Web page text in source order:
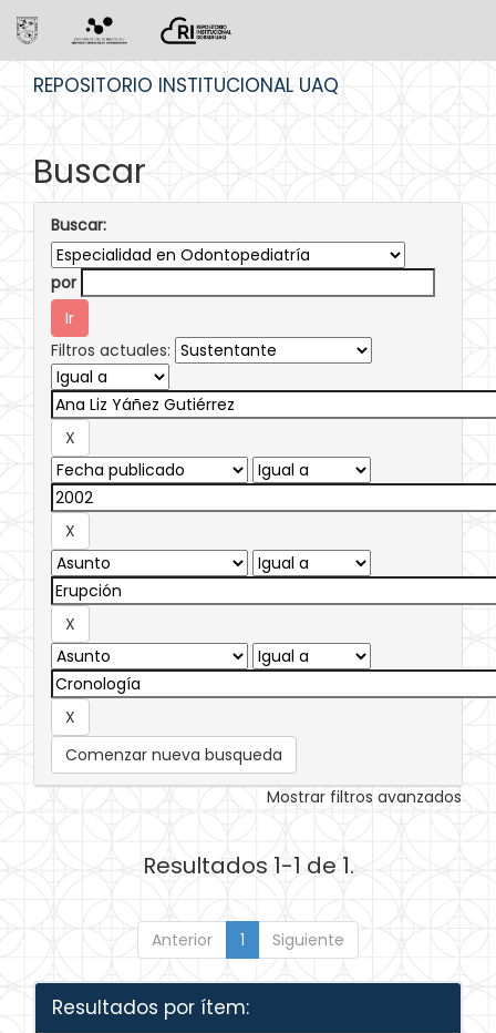
REPOSITORIO INSTITUCIONAL UAQ
Buscar
Buscar:
por
Filtros actuales:
Comenzar nueva busqueda
Mostrar filtros avanzados
Resultados 1-1 de 1.
Anterior 1 Siguiente
Resultados por ítem: